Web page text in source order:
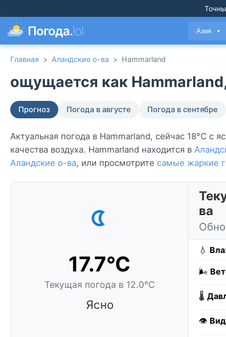
Погода.lol Азия ▼
Главная > Аландские о-ва > Hammarland
ощущается как
Прогноз Погода в августе Погода в сентябре
Актуальная погода в Hammarland, сейчас 18°C с
качества воздуха. Hammarland находится в
Аландские о-ва, или просмотрите самые жаркие
17.7°C
Текущая погода в 12.0°C
Ясно
ва
💧
🌬️
🌡️
👁️